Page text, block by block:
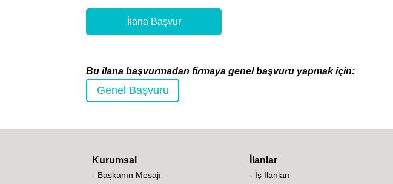
İlana Başvur
Bu ilana başvurmadan firmaya genel başvuru yapmak için:
Genel Başvuru
Kurumsal
- Başkanın Mesajı
İlanlar
- İş İlanları